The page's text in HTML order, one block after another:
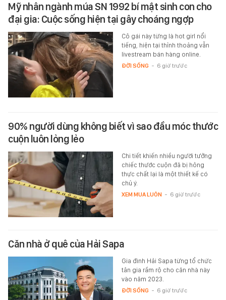
Mỹ nhân ngành múa SN 1992 bí mật sinh con cho
đại gia: Cuộc sống hiện tại gây choáng ngợp
Cô gái này từng là hot girl nổi
tiếng, hiện tại thỉnh thoảng vẫn
livestream bán hàng online.
ĐỜI SỐNG - 6 giờ trước
90% người dùng không biết vì sao đầu móc thước
cuộn luôn lỏng lẻo
Chi tiết khiến nhiều người tưởng
chiếc thước cuộn đã bị hỏng
thực chất lại là một thiết kế có
chủ ý.
XEM MUA LUÔN - 6 giờ trước
Căn nhà ở quê của Hải Sapa
Gia đình Hải Sapa từng tổ chức
tân gia rầm rộ cho căn nhà này
vào năm 2023.
ĐỜI SỐNG - 6 giờ trước